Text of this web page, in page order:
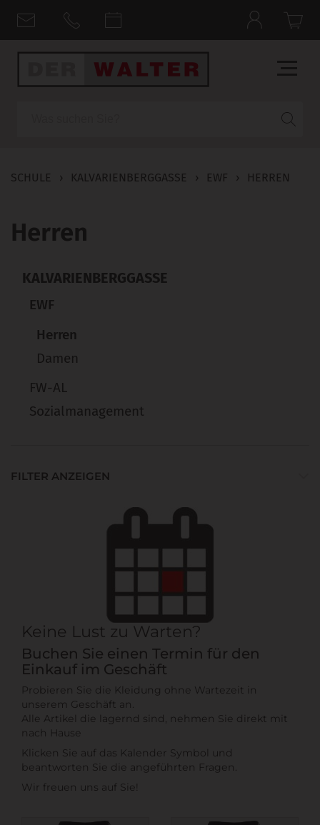
SCHULE › KALVARIENBERGGASSE › EWF › HERREN
Herren
KALVARIENBERGGASSE
EWF
Herren
Damen
FW-AL
Sozialmanagement
FILTER ANZEIGEN
Keine Lust zu Warten?
Buchen Sie einen Termin für den
Einkauf im Geschäft
Probieren Sie die Kleidung ohne Wartezeit in
unserem Geschäft an.
Alle Artikel die lagernd sind, nehmen Sie direkt mit
nach Hause
Klicken Sie auf das Kalender Symbol und
beantworten Sie die angeführten Fragen.
Wir freuen uns auf Sie!